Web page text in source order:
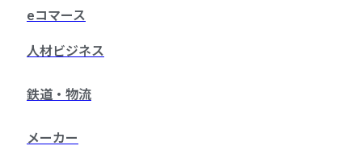
eコマース
人材ビジネス
鉄道・物流
メーカー